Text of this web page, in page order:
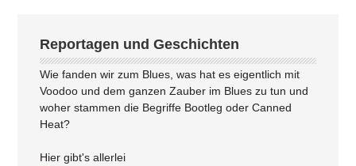
Reportagen und Geschichten
Wie fanden wir zum Blues, was hat es eigentlich mit
Voodoo und dem ganzen Zauber im Blues zu tun und
woher stammen die Begriffe Bootleg oder Canned
Heat?
Hier gibt's allerlei